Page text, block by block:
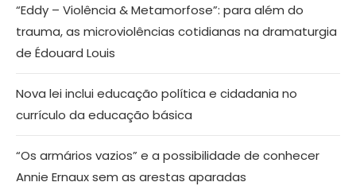
“Eddy – Violência & Metamorfose”: para além do
trauma, as microviolências cotidianas na dramaturgia
de Édouard Louis
Nova lei inclui educação política e cidadania no
currículo da educação básica
“Os armários vazios” e a possibilidade de conhecer
Annie Ernaux sem as arestas aparadas